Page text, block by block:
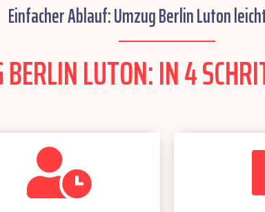
Einfacher Ablauf: Umzug Berlin Luton
LUTON: IN 4